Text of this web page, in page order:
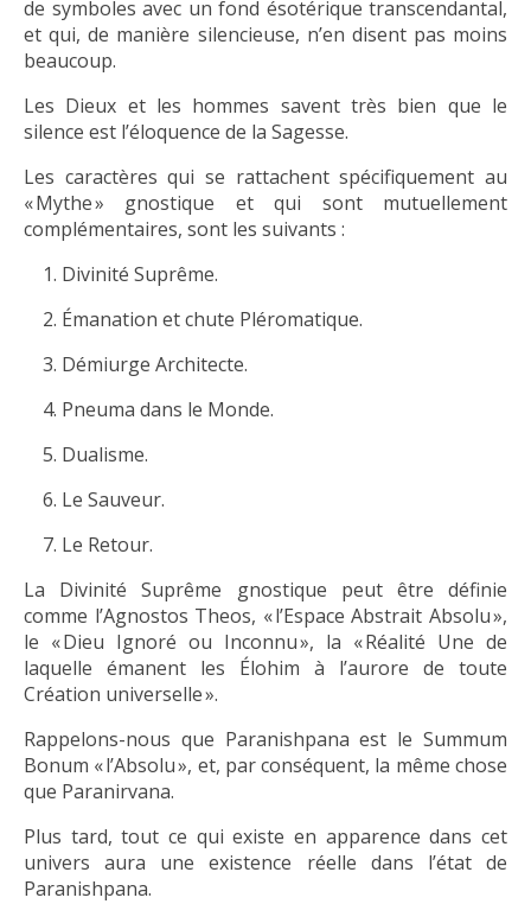
de symboles avec un fond ésotérique transcendantal,
et qui, de manière silencieuse, n’en disent pas moins
beaucoup.
Les Dieux et les hommes savent très bien que le
silence est l’éloquence de la Sagesse.
Les caractères qui se rattachent spécifiquement au
« Mythe » gnostique et qui sont mutuellement
complémentaires, sont les suivants :
Divinité Suprême.
Émanation et chute Pléromatique.
Démiurge Architecte.
Pneuma dans le Monde.
Dualisme.
Le Sauveur.
Le Retour.
La Divinité Suprême gnostique peut être définie
comme l’Agnostos Theos, « l’Espace Abstrait Absolu »,
le « Dieu Ignoré ou Inconnu », la « Réalité Une de
laquelle émanent les Élohim à l’aurore de toute
Création universelle ».
Rappelons-nous que Paranishpana est le Summum
Bonum « l’Absolu », et, par conséquent, la même chose
que Paranirvana.
Plus tard, tout ce qui existe en apparence dans cet
univers aura une existence réelle dans l’état de
Paranishpana.